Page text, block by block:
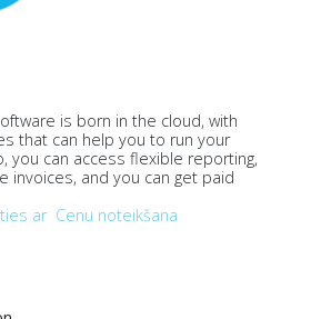
is born in the cloud, with
that can help you to run your
you can access flexible reporting,
invoices, and you can get paid
ar Cenu noteikšana